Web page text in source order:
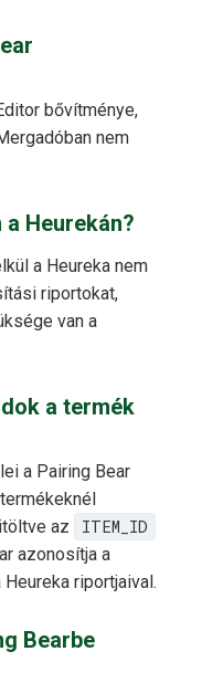
bővítménye,
nem
a Heurekán?
a Heureka nem
riportokat,
van a
a termék
a Pairing Bear
az
ITEM_ID
azonosítja a
riportjaival.
Bearbe